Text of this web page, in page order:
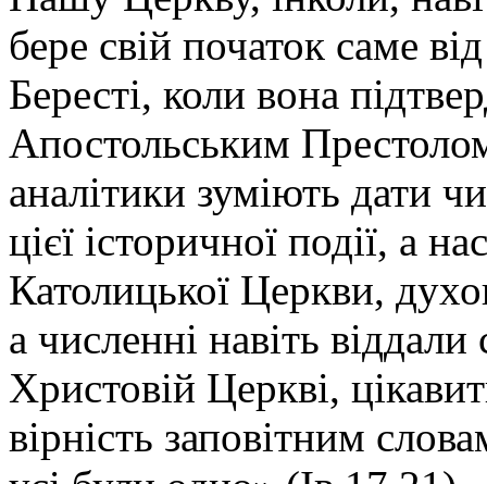
бере свій початок саме
Бересті, коли вона
Апостольським
аналітики зуміють дати
цієї історичної події, а
Католицької Церкви,
а численні навіть
Христовій Церкві,
вірність заповітним